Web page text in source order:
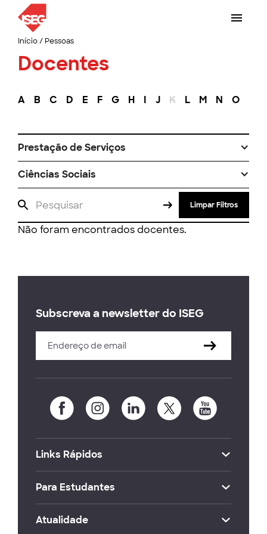
Início/ Pessoas
Docentes
A B C D E F G H I J K L M N O
Prestação de Serviços
Ciências Sociais
Limpar Filtros
Não foram encontrados docentes.
Subscreva a newsletter do ISEG
Links Rápidos
Para Estudantes
Atualidade